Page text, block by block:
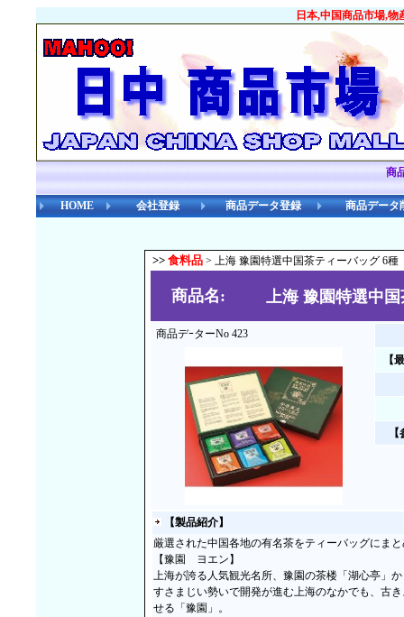
日本,中国商品市場,物
商
HOME 会社登録 商品データ登録 商品データ
>> 食料品 > 上海 豫園特選中国茶ティーバッグ 6
商品名: 上海 豫園特選中
商品デｰターNo 423
【
【製品紹介】
厳選された中国各地の有名茶をティーバッグにま
【豫園 ヨエン】
上海が誇る人気観光名所、豫園の茶楼「湖心亭」
すさまじい勢いで開発が進む上海のなかでも、古
せる「豫園」。